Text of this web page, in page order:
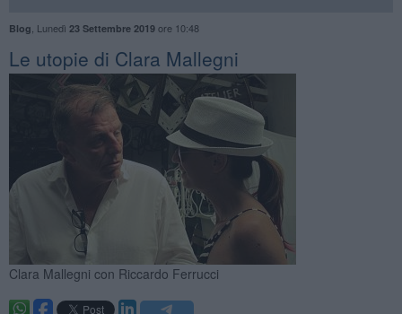
Blog Lunedì 23 Settembre 2019ore 10:48
Le utopie di Clara Mallegni
Clara Mallegni con Riccardo Ferrucci